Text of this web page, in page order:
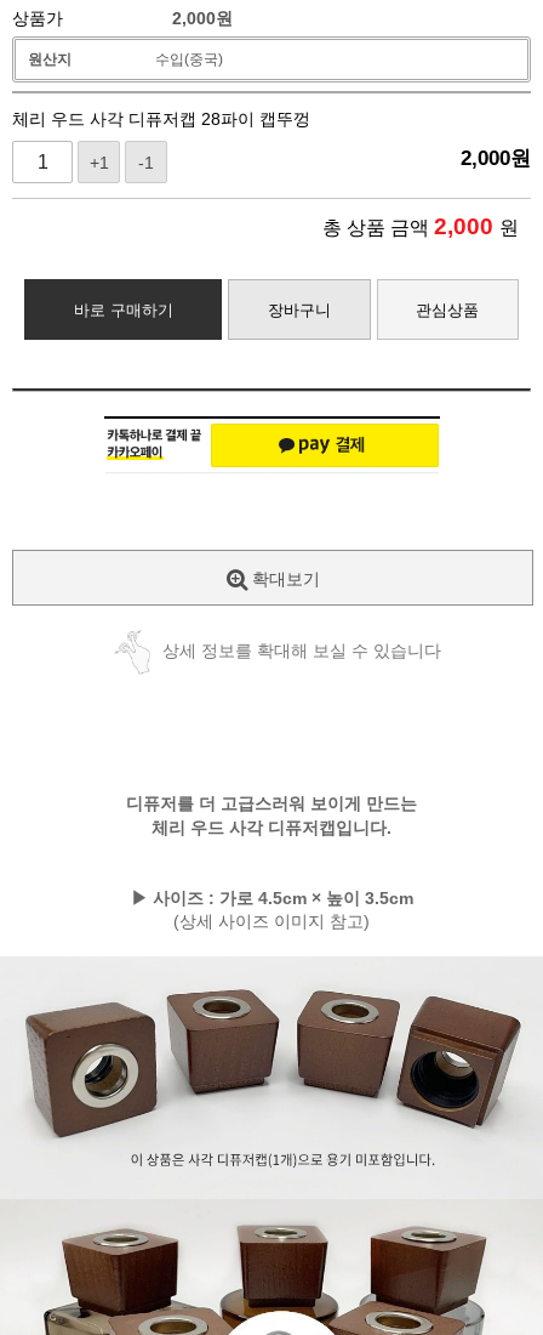
상품가 2,000원
원산지 수입(중국)
체리 우드 사각 디퓨저캡 28파이 캡뚜껑
+1 -1 2,000원
총 상품 금액 2,000 원
바로 구매하기 장바구니 관심상품
확대보기
상세 정보를 확대해 보실 수 있습니다
디퓨저를 더 고급스러워 보이게 만드는
체리 우드 사각 디퓨저캡입니다.
▶ 사이즈 : 가로 4.5cm × 높이 3.5cm
(상세 사이즈 이미지 참고)